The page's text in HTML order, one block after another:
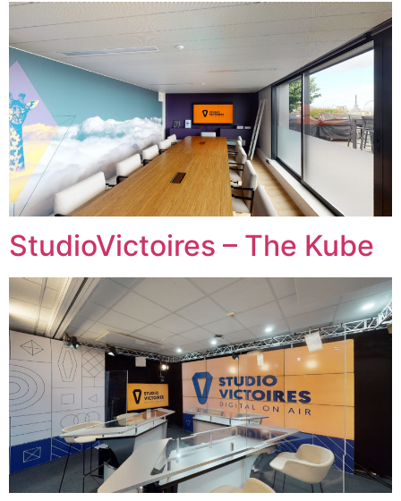
StudioVictoires – The Kube